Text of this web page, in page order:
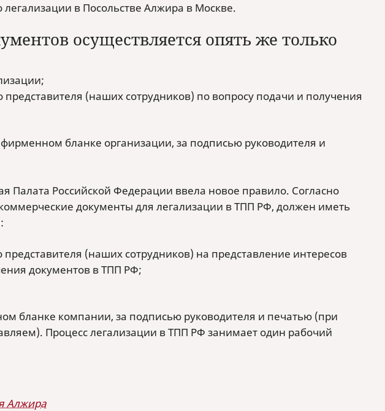
легализации в Посольстве Алжира в Москве.
осуществляется опять же только
(наших сотрудников) по вопросу подачи и получения
бланке организации, за подписью руководителя и
Палата Российской Федерации ввела новое правило. Согласно
документы для легализации в ТПП РФ, должен иметь
(наших сотрудников) на представление интересов
документов в ТПП РФ;
бланке компании, за подписью руководителя и печатью (при
Процесс легализации в ТПП РФ занимает один рабочий
Алжира